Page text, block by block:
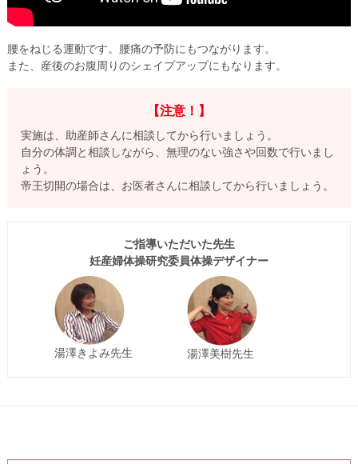
腰をねじる運動です。腰痛の予防にもつながります。
また、産後のお腹周りのシェイプアップにもなります。
【注意！】
実施は、助産師さんに相談してから行いましょう。
自分の体調と相談しながら、無理のない強さや回数で行いまし
ょう。
帝王切開の場合は、お医者さんに相談してから行いましょう。
ご指導いただいた先生
妊産婦体操研究委員体操デザイナー
湯澤きよみ先生 湯澤美樹先生